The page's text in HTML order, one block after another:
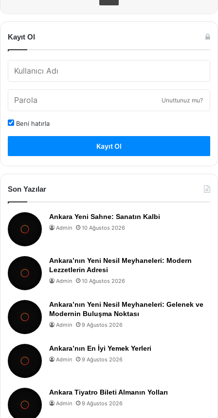
Kayıt Ol
Unuttunuz mu?
Beni hatırla
Kayıt Ol
Son Yazılar
Ankara Yeni Sahne: Sanatın Kalbi
Admin 10 Ağustos 2026
Ankara’nın Yeni Nesil Meyhaneleri: Modern
Lezzetlerin Adresi
Admin 10 Ağustos 2026
Ankara’nın Yeni Nesil Meyhaneleri: Gelenek ve
Modernin Buluşma Noktası
Admin 9 Ağustos 2026
Ankara’nın En İyi Yemek Yerleri
Admin 9 Ağustos 2026
Ankara Tiyatro Bileti Almanın Yolları
Admin 9 Ağustos 2026